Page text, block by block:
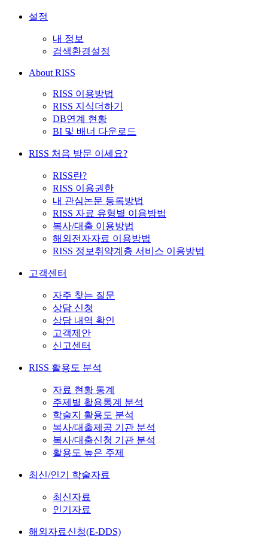
설정
내 정보
검색환경설정
About RISS
RISS 이용방법
RISS 지식더하기
DB연계 현황
BI 및 배너 다운로드
RISS 처음 방문 이세요?
RISS란?
RISS 이용권한
내 관심논문 등록방법
RISS 자료 유형별 이용방법
복사/대출 이용방법
해외전자자료 이용방법
RISS 정보취약계층 서비스 이용방법
고객센터
자주 찾는 질문
상담 신청
상담 내역 확인
고객제안
신고센터
RISS 활용도 분석
자료 현황 통계
주제별 활용통계 분석
학술지 활용도 분석
복사/대출제공 기관 분석
복사/대출신청 기관 분석
활용도 높은 주제
최신/인기 학술자료
최신자료
인기자료
해외자료신청(E-DDS)